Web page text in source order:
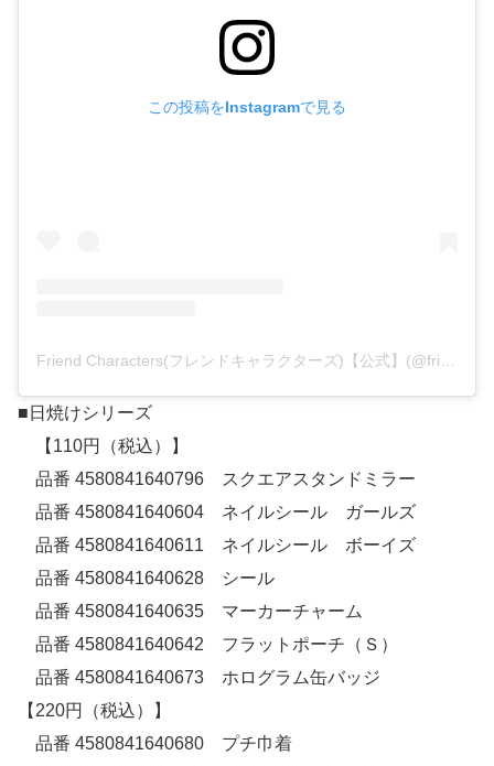
この投稿をInstagramで見る
Friend Characters(フレンドキャラクターズ)【公式】(@friendcharacters)がシェアした投稿
■日焼けシリーズ
【110円（税込）】
品番 4580841640796 スクエアスタンドミラー
品番 4580841640604 ネイルシール ガールズ
品番 4580841640611 ネイルシール ボーイズ
品番 4580841640628 シール
品番 4580841640635 マーカーチャーム
品番 4580841640642 フラットポーチ（Ｓ）
品番 4580841640673 ホログラム缶バッジ
【220円（税込）】
品番 4580841640680 プチ巾着